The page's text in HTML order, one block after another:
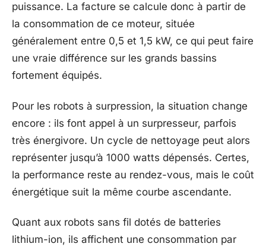
puissance. La facture se calcule donc à partir de
la consommation de ce moteur, située
généralement entre 0,5 et 1,5 kW, ce qui peut faire
une vraie différence sur les grands bassins
fortement équipés.
Pour les robots à surpression, la situation change
encore : ils font appel à un surpresseur, parfois
très énergivore. Un cycle de nettoyage peut alors
représenter jusqu’à 1000 watts dépensés. Certes,
la performance reste au rendez-vous, mais le coût
énergétique suit la même courbe ascendante.
Quant aux robots sans fil dotés de batteries
lithium-ion, ils affichent une consommation par